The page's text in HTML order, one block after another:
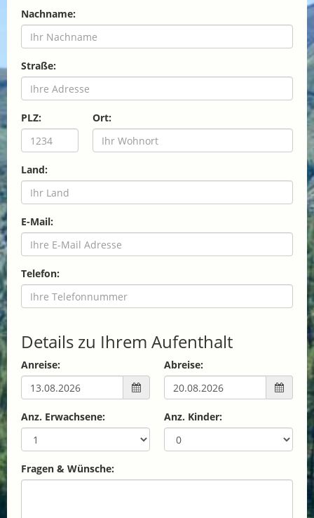
Nachname:
Straße:
PLZ: Ort:
Land:
E-Mail:
Telefon:
Details zu Ihrem Aufenthalt
Anreise: Abreise:
Anz. Erwachsene: Anz. Kinder:
Fragen & Wünsche: